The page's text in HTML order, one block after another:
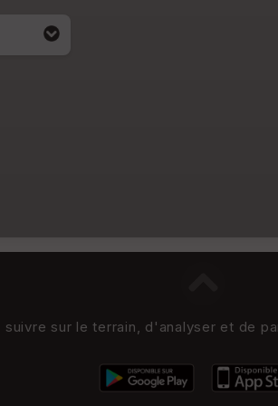
sur le terrain, d'analyser et de